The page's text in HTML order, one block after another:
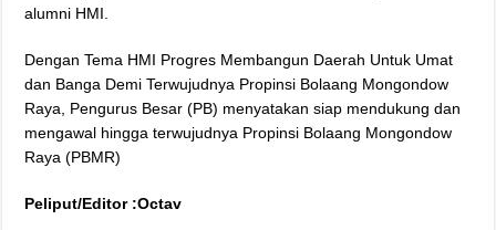
alumni HMI.
Dengan Tema HMI Progres Membangun Daerah Untuk Umat
dan Banga Demi Terwujudnya Propinsi Bolaang Mongondow
Raya, Pengurus Besar (PB) menyatakan siap mendukung dan
mengawal hingga terwujudnya Propinsi Bolaang Mongondow
Raya (PBMR)
Peliput/Editor :Octav